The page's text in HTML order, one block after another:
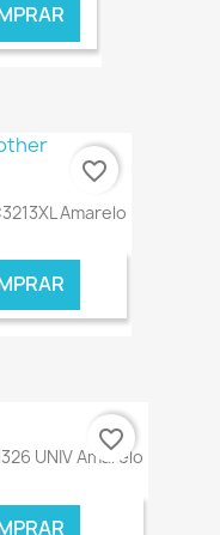
€ ONLINE
Amarelo
favorite_border
UNIV Amarelo
favorite_border